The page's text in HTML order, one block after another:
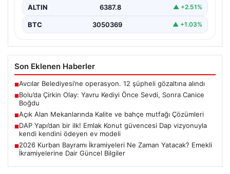
ALTIN 6387.8 ▲ +2.51%
BTC 3050369 ▲ +1.03%
Son Eklenen Haberler
■Avcılar Belediyesi’ne operasyon. 12 şüpheli gözaltına alındı
■Bolu’da Çirkin Olay: Yavru Kediyi Önce Sevdi, Sonra Canice
Boğdu
■Açık Alan Mekanlarında Kalite ve bahçe mutfağı Çözümleri
■DAP Yapı’dan bir ilk! Emlak Konut güvencesi Dap vizyonuyla
kendi kendini ödeyen ev modeli
■2026 Kurban Bayramı İkramiyeleri Ne Zaman Yatacak? Emekli
İkramiyelerine Dair Güncel Bilgiler